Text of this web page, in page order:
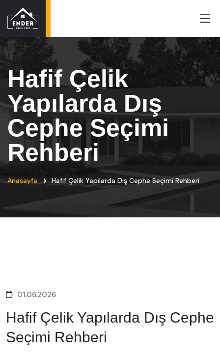
Hafif Çelik
Yapılarda Dış
Cephe Seçimi
Rehberi
Anasayfa Hafif Çelik Yapılarda Dış Cephe Seçimi Rehberi
01.06.2026
Hafif Çelik Yapılarda Dış Cephe
Seçimi Rehberi